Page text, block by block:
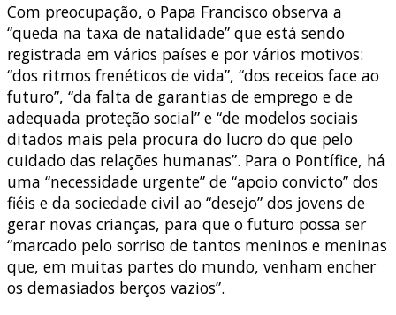
Com preocupação, o Papa Francisco observa a
“queda na taxa de natalidade” que está sendo
registrada em vários países e por vários motivos:
“dos ritmos frenéticos de vida”, “dos receios face ao
futuro”, “da falta de garantias de emprego e de
adequada proteção social” e “de modelos sociais
ditados mais pela procura do lucro do que pelo
cuidado das relações humanas”. Para o Pontífice, há
uma “necessidade urgente” de “apoio convicto” dos
fiéis e da sociedade civil ao “desejo” dos jovens de
gerar novas crianças, para que o futuro possa ser
“marcado pelo sorriso de tantos meninos e meninas
que, em muitas partes do mundo, venham encher
os demasiados berços vazios”.